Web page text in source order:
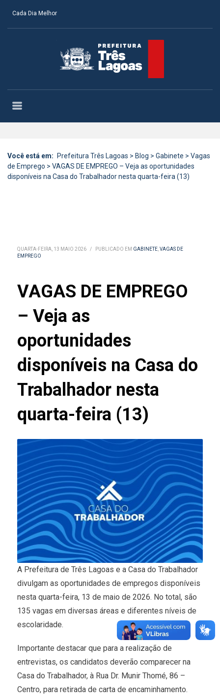
Cada Dia Melhor
Você está em: Prefeitura Três Lagoas > Blog > Gabinete > Vagas
de Emprego > VAGAS DE EMPREGO – Veja as oportunidades
disponíveis na Casa do Trabalhador nesta quarta-feira (13)
QUARTA-FEIRA, 13 MAIO 2026 / PUBLICADO EM GABINETE,VAGAS DE
EMPREGO
VAGAS DE EMPREGO
– Veja as
oportunidades
disponíveis na Casa do
Trabalhador nesta
quarta-feira (13)
A Prefeitura de Três Lagoas e a Casa do Trabalhador
divulgam as oportunidades de empregos disponíveis
nesta quarta-feira, 13 de maio de 2026. No total, são
135 vagas em diversas áreas e diferentes níveis de
escolaridade.
Importante destacar que para a realização de
entrevistas, os candidatos deverão comparecer na
Casa do Trabalhador, à Rua Dr. Munir Thomé, 86 –
Centro, para retirada de carta de encaminhamento.